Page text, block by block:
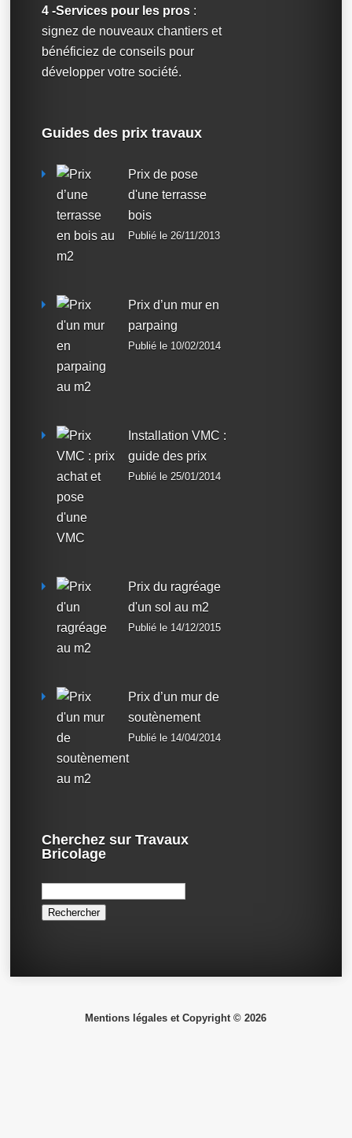
4 -Services pour les pros :
signez de nouveaux chantiers et
bénéficiez de conseils pour
développer votre société.
Guides des prix travaux
Prix de pose
d'une terrasse
bois
Publié le 26/11/2013
Prix d’un mur en
parpaing
Publié le 10/02/2014
Installation VMC :
guide des prix
Publié le 25/01/2014
Prix du ragréage
d'un sol au m2
Publié le 14/12/2015
Prix d’un mur de
soutènement
Publié le 14/04/2014
Cherchez sur Travaux
Bricolage
Rechercher :
Mentions légales et Copyright © 2026